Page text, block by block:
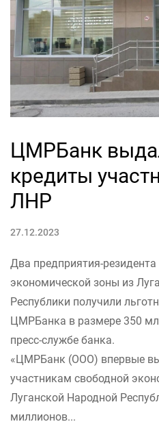
ЦМРБанк
кредиты
ЛНР
27.12.2023
Два предприятия-резидента
экономической зоны из
Республики получили
ЦМРБанка в размере 350
пресс-службе банка.
«ЦМРБанк (ООО) впервые
участникам свободной
Луганской Народной
миллионов...